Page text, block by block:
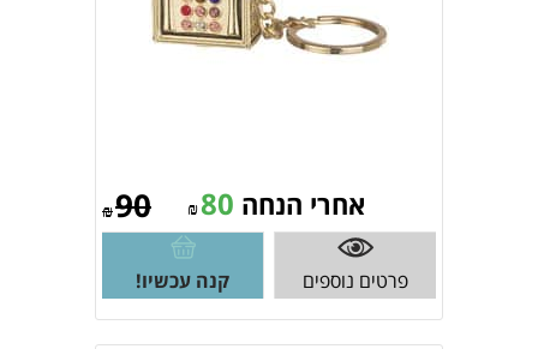
₪90 אחרי הנחה ₪80
פרטים נוספים קנה עכשיו!